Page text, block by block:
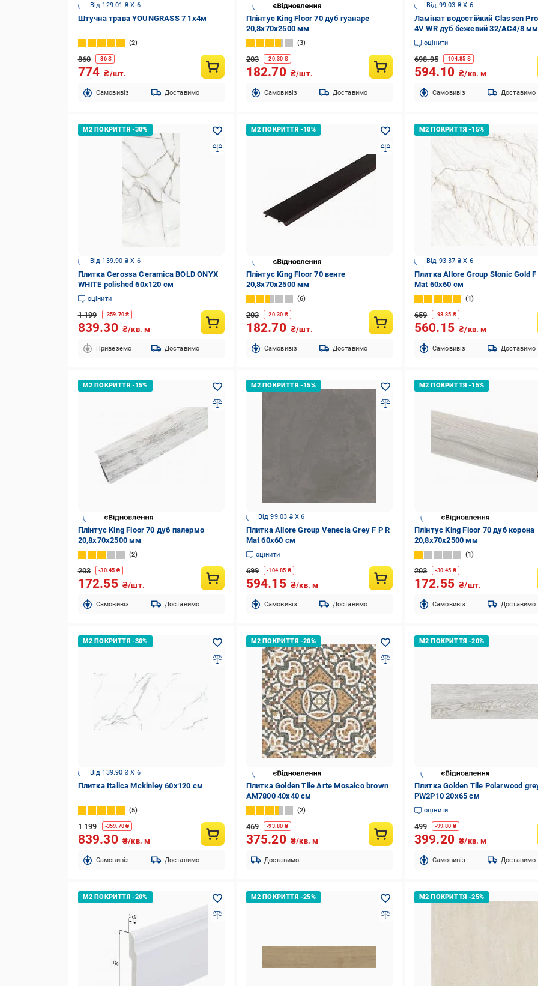
Від 129.01 ₴ X 6
Штучна трава YOUNGRASS 7 1х4м
2
860 -86₴
774 ₴/шт.
Cамовивіз Доставимо
Плінтус King Floor 70 дуб гуанаре
20,8x70x2500 мм
3
203 -20.30 ₴
182.70 ₴/шт.
Cамовивіз Доставимо
Від 99.03 ₴ X 6
Ламінат водостійкий Classen
4V WR дуб бежевий 32/АС4/8 мм
(68272)
оцінити
698.95 -104.85 ₴
594.10 ₴/кв. м
Cамовивіз Доставимо
Від 139.90 ₴ X 6
Плитка Cerossa Ceramica BOLD ONYX
WHITE polished 60х120 см
оцінити
1 199 -359.70₴
839.30 ₴/кв. м
Привеземо Доставимо
Плінтус King Floor 70 венге
20,8x70x2500 мм
6
203 -20.30 ₴
182.70 ₴/шт.
Cамовивіз Доставимо
Від 93.37 ₴ X 6
Плитка Allore Group Stonic Gold F
Mat 60х60 см
1
659 -98.85 ₴
560.15 ₴/кв. м
Cамовивіз Доставимо
Плінтус King Floor 70 дуб палермо
20,8x70x2500 мм
2
203 -30.45 ₴
172.55 ₴/шт.
Cамовивіз Доставимо
Від 99.03 ₴ X 6
Плитка Allore Group Venecia Grey F P R
Mat 60x60 см
оцінити
699 -104.85 ₴
594.15 ₴/кв. м
Cамовивіз Доставимо
Плінтус King Floor 70 дуб корона
20,8x70x2500 мм
1
203 -30.45 ₴
172.55 ₴/шт.
Cамовивіз Доставимо
Від 139.90 ₴ X 6
Плитка Italica Mckinley 60x120 см
5
1 199 -359.70₴
839.30 ₴/кв. м
Cамовивіз Доставимо
Плитка Golden Tile Arte Mosaico brown
AM7800 40x40 см
2
469 -93.80 ₴
375.20 ₴/кв. м
Доставимо
Плитка Golden Tile Polarwood
PW2P10 20x65 см
оцінити
499 -99.80 ₴
399.20 ₴/кв. м
Cамовивіз Доставимо